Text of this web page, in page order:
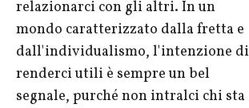
relazionarci con gli altri. In un
mondo caratterizzato dalla fretta e
dall'individualismo, l'intenzione di
renderci utili è sempre un bel
segnale, purché non intralci chi sta